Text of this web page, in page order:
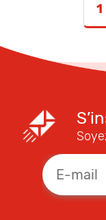
Pagination
1